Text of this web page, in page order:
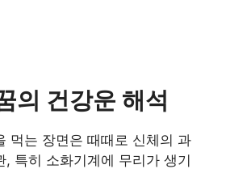
의 건강운 해석
먹는 장면은 때때로 신체의 과
, 특히 소화기계에 무리가 생기